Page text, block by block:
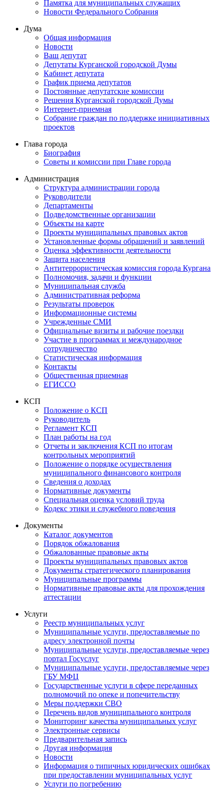
Памятка для муниципальных служащих
Новости Федерального Cобрания
Дума
Общая информация
Новости
Ваш депутат
Депутаты Курганской городской Думы
Кабинет депутата
График приема депутатов
Постоянные депутатские комиссии
Решения Курганской городской Думы
Интернет-приемная
Собрание граждан по поддержке инициативных
проектов
Глава города
Биография
Советы и комиссии при Главе города
Администрация
Структура администрации города
Руководители
Департаменты
Подведомственные организации
Объекты на карте
Проекты муниципальных правовых актов
Установленные формы обращений и заявлений
Оценка эффективности деятельности
Защита населения
Антитеррористическая комиссия города Кургана
Полномочия, задачи и функции
Муниципальная служба
Административная реформа
Результаты проверок
Информационные системы
Учрежденные СМИ
Официальные визиты и рабочие поездки
Участие в программах и международное
сотрудничество
Статистическая информация
Контакты
Общественная приемная
ЕГИССО
КСП
Положение о КСП
Руководитель
Регламент КСП
План работы на год
Отчеты и заключения КСП по итогам
контрольных мероприятий
Положение о порядке осуществления
муниципального финансового контроля
Сведения о доходах
Нормативные документы
Специальная оценка условий труда
Кодекс этики и служебного поведения
Документы
Каталог документов
Порядок обжалования
Обжалованные правовые акты
Проекты муниципальных правовых актов
Документы стратегического планирования
Муниципальные программы
Нормативные правовые акты для прохождения
аттестации
Услуги
Реестр муниципальных услуг
Муниципальные услуги, предоставляемые по
адресу электронной почты
Муниципальные услуги, предоставляемые через
портал Госуслуг
Муниципальные услуги, предоставляемые через
ГБУ МФЦ
Государственные услуги в сфере переданных
полномочий по опеке и попечительству
Меры поддержки СВО
Перечень видов муниципального контроля
Мониторинг качества муниципальных услуг
Электронные сервисы
Предварительная запись
Другая информация
Новости
Информация о типичных юридических ошибках
при предоставлении муниципальных услуг
Услуги по погребению